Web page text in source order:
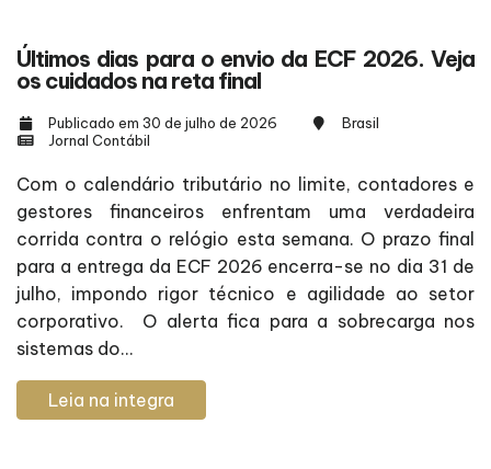
Últimos dias para o envio da ECF 2026. Veja
os cuidados na reta final
Publicado em 30 de julho de 2026
Brasil
Jornal Contábil
Com o calendário tributário no limite, contadores e
gestores financeiros enfrentam uma verdadeira
corrida contra o relógio esta semana. O prazo final
para a entrega da ECF 2026 encerra-se no dia 31 de
julho, impondo rigor técnico e agilidade ao setor
corporativo. O alerta fica para a sobrecarga nos
sistemas do...
Leia na integra